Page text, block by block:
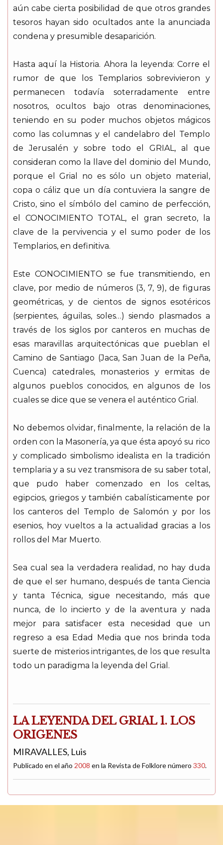
aún cabe cierta posibilidad de que otros grandes
tesoros hayan sido ocultados ante la anunciada
condena y presumible desaparición.
Hasta aquí la Historia. Ahora la leyenda: Corre el
rumor de que los Templarios sobrevivieron y
permanecen todavía soterradamente entre
nosotros, ocultos bajo otras denominaciones,
teniendo en su poder muchos objetos mágicos
como las columnas y el candelabro del Templo
de Jerusalén y sobre todo el GRIAL, al que
consideran como la llave del dominio del Mundo,
porque el Grial no es sólo un objeto material,
copa o cáliz que un día contuviera la sangre de
Cristo, sino el símbólo del camino de perfección,
el CONOCIMIENTO TOTAL, el gran secreto, la
clave de la pervivencia y el sumo poder de los
Templarios, en definitiva.
Este CONOCIMIENTO se fue transmitiendo, en
clave, por medio de números (3, 7, 9), de figuras
geométricas, y de cientos de signos esotéricos
(serpientes, águilas, soles…) siendo plasmados a
través de los siglos por canteros en muchas de
esas maravillas arquitectónicas que pueblan el
Camino de Santiago (Jaca, San Juan de la Peña,
Cuenca) catedrales, monasterios y ermitas de
algunos pueblos conocidos, en algunos de los
cuales se dice que se venera el auténtico Grial.
No debemos olvidar, finalmente, la relación de la
orden con la Masonería, ya que ésta apoyó su rico
y complicado simbolismo idealista en la tradición
templaria y a su vez transmisora de su saber total,
que pudo haber comenzado en los celtas,
egipcios, griegos y también cabalísticamente por
los canteros del Templo de Salomón y por los
esenios, hoy vueltos a la actualidad gracias a los
rollos del Mar Muerto.
Sea cual sea la verdadera realidad, no hay duda
de que el ser humano, después de tanta Ciencia
y tanta Técnica, sigue necesitando, más que
nunca, de lo incierto y de la aventura y nada
mejor para satisfacer esta necesidad que un
regreso a esa Edad Media que nos brinda toda
suerte de misterios intrigantes, de los que resulta
todo un paradigma la leyenda del Grial.
LA LEYENDA DEL GRIAL 1. LOS
ORIGENES
MIRAVALLES, Luis
Publicado en el año 2008 en la Revista de Folklore número 330.